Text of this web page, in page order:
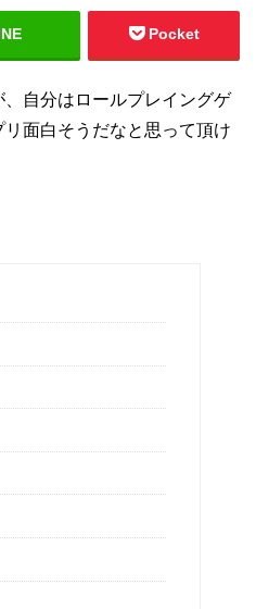
Pocket
自分はロールプレイングゲ
面白そうだなと思って頂け